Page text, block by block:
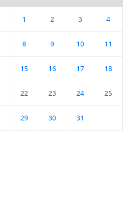
1 2 3 4
8 9 10 11
15 16 17 18
22 23 24 25
29 30 31